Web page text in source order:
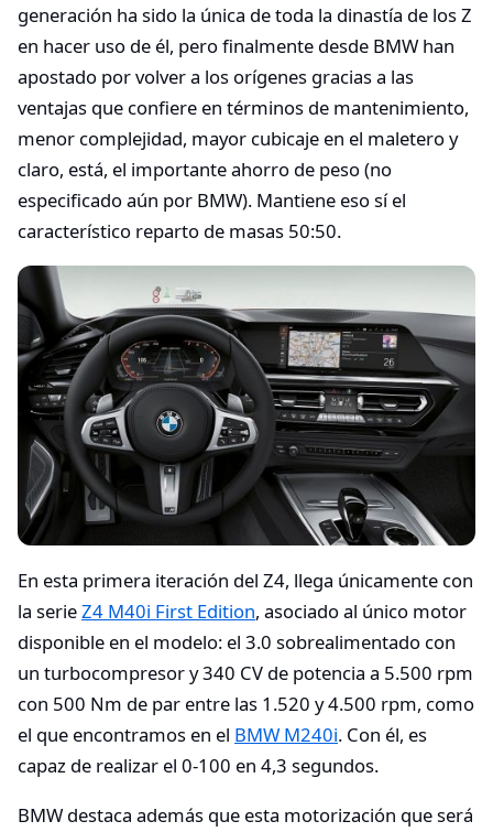
generación ha sido la única de toda la dinastía de los Z
en hacer uso de él, pero finalmente desde BMW han
apostado por volver a los orígenes gracias a las
ventajas que confiere en términos de mantenimiento,
menor complejidad, mayor cubicaje en el maletero y
claro, está, el importante ahorro de peso (no
especificado aún por BMW). Mantiene eso sí el
característico reparto de masas 50:50.
En esta primera iteración del Z4, llega únicamente con
la serieZ4 M40i First Edition, asociado al único motor
disponible en el modelo: el 3.0 sobrealimentado con
un turbocompresor y 340 CV de potencia a 5.500 rpm
con 500 Nm de par entre las 1.520 y 4.500 rpm, como
el que encontramos en el BMW M240i. Con él, es
capaz de realizar el 0-100 en 4,3 segundos.
BMW destaca además que esta motorización que será